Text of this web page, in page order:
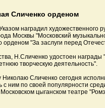
Сличенко орденом
наградил художественного
Москвы "Московский
"За заслуги перед
Н.Сличенко удостоен награды
творческую деятельность".
Сличенко сегодня
с ним по своей популярности
цыганском театре